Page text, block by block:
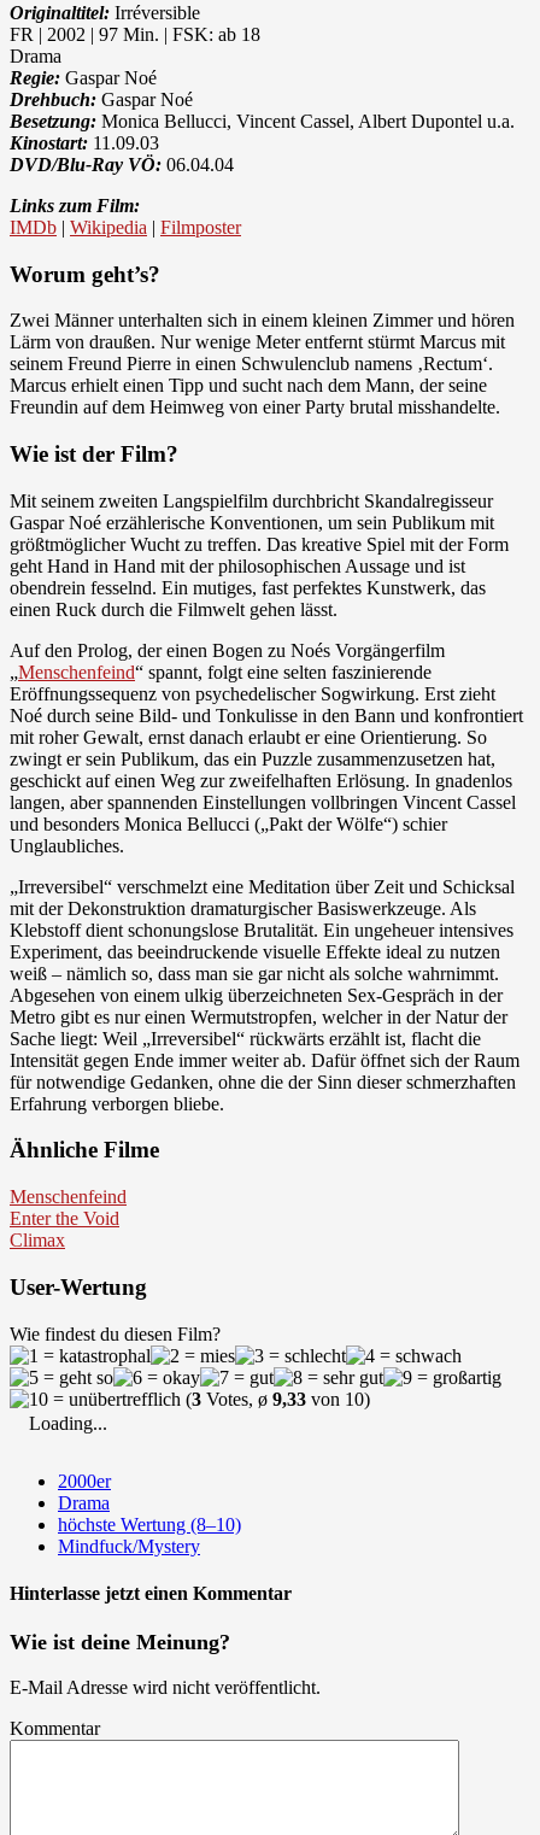
Originaltitel: Irréversible
FR | 2002 | 97 Min. | FSK: ab 18
Drama
Regie: Gaspar Noé
Drehbuch: Gaspar Noé
Besetzung: Monica Bellucci, Vincent Cassel, Albert Dupontel u.a.
Kinostart: 11.09.03
DVD/Blu-Ray VÖ: 06.04.04
Links zum Film:
IMDb | Wikipedia | Filmposter
Worum geht’s?
Zwei Männer unterhalten sich in einem kleinen Zimmer und hören
Lärm von draußen. Nur wenige Meter entfernt stürmt Marcus mit
seinem Freund Pierre in einen Schwulenclub namens ‚Rectum‘.
Marcus erhielt einen Tipp und sucht nach dem Mann, der seine
Freundin auf dem Heimweg von einer Party brutal misshandelte.
Wie ist der Film?
Mit seinem zweiten Langspielfilm durchbricht Skandalregisseur
Gaspar Noé erzählerische Konventionen, um sein Publikum mit
größtmöglicher Wucht zu treffen. Das kreative Spiel mit der Form
geht Hand in Hand mit der philosophischen Aussage und ist
obendrein fesselnd. Ein mutiges, fast perfektes Kunstwerk, das
einen Ruck durch die Filmwelt gehen lässt.
Auf den Prolog, der einen Bogen zu Noés Vorgängerfilm
„Menschenfeind“ spannt, folgt eine selten faszinierende
Eröffnungssequenz von psychedelischer Sogwirkung. Erst zieht
Noé durch seine Bild- und Tonkulisse in den Bann und konfrontiert
mit roher Gewalt, ernst danach erlaubt er eine Orientierung. So
zwingt er sein Publikum, das ein Puzzle zusammenzusetzen hat,
geschickt auf einen Weg zur zweifelhaften Erlösung. In gnadenlos
langen, aber spannenden Einstellungen vollbringen Vincent Cassel
und besonders Monica Bellucci („Pakt der Wölfe“) schier
Unglaubliches.
„Irreversibel“ verschmelzt eine Meditation über Zeit und Schicksal
mit der Dekonstruktion dramaturgischer Basiswerkzeuge. Als
Klebstoff dient schonungslose Brutalität. Ein ungeheuer intensives
Experiment, das beeindruckende visuelle Effekte ideal zu nutzen
weiß – nämlich so, dass man sie gar nicht als solche wahrnimmt.
Abgesehen von einem ulkig überzeichneten Sex-Gespräch in der
Metro gibt es nur einen Wermutstropfen, welcher in der Natur der
Sache liegt: Weil „Irreversibel“ rückwärts erzählt ist, flacht die
Intensität gegen Ende immer weiter ab. Dafür öffnet sich der Raum
für notwendige Gedanken, ohne die der Sinn dieser schmerzhaften
Erfahrung verborgen bliebe.
Ähnliche Filme
Menschenfeind
Enter the Void
Climax
User-Wertung
Wie findest du diesen Film?
(3 Votes, ø 9,33 von 10)
Loading...
2000er
Drama
höchste Wertung (8–10)
Mindfuck/Mystery
Hinterlasse jetzt einen Kommentar
Wie ist deine Meinung?
E-Mail Adresse wird nicht veröffentlicht.
Kommentar